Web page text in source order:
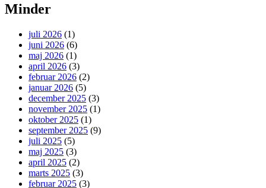
Minder
juli 2026 (1)
juni 2026 (6)
maj 2026 (1)
april 2026 (3)
februar 2026 (2)
januar 2026 (5)
december 2025 (3)
november 2025 (1)
oktober 2025 (1)
september 2025 (9)
juli 2025 (5)
maj 2025 (3)
april 2025 (2)
marts 2025 (3)
februar 2025 (3)